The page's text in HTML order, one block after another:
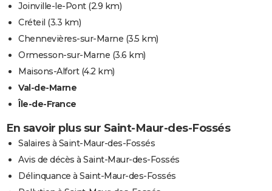
Joinville-le-Pont(2.9 km)
Créteil (3.3 km)
Chennevières-sur-Marne (3.5 km)
Ormesson-sur-Marne (3.6 km)
Maisons-Alfort(4.2 km)
Val-de-Marne
Île-de-France
En savoir plus sur Saint-Maur-des-Fossés
Salaires à Saint-Maur-des-Fossés
Avis de décès à Saint-Maur-des-Fossés
Délinquance à Saint-Maur-des-Fossés